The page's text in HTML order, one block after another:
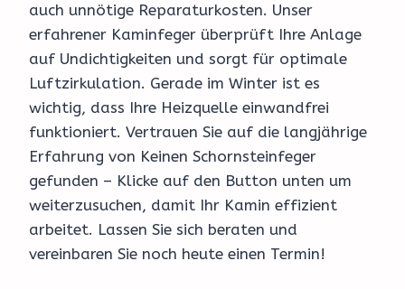
auch unnötige Reparaturkosten. Unser
erfahrener Kaminfeger überprüft Ihre Anlage
auf Undichtigkeiten und sorgt für optimale
Luftzirkulation. Gerade im Winter ist es
wichtig, dass Ihre Heizquelle einwandfrei
funktioniert. Vertrauen Sie auf die langjährige
Erfahrung von Keinen Schornsteinfeger
gefunden – Klicke auf den Button unten um
weiterzusuchen, damit Ihr Kamin effizient
arbeitet. Lassen Sie sich beraten und
vereinbaren Sie noch heute einen Termin!